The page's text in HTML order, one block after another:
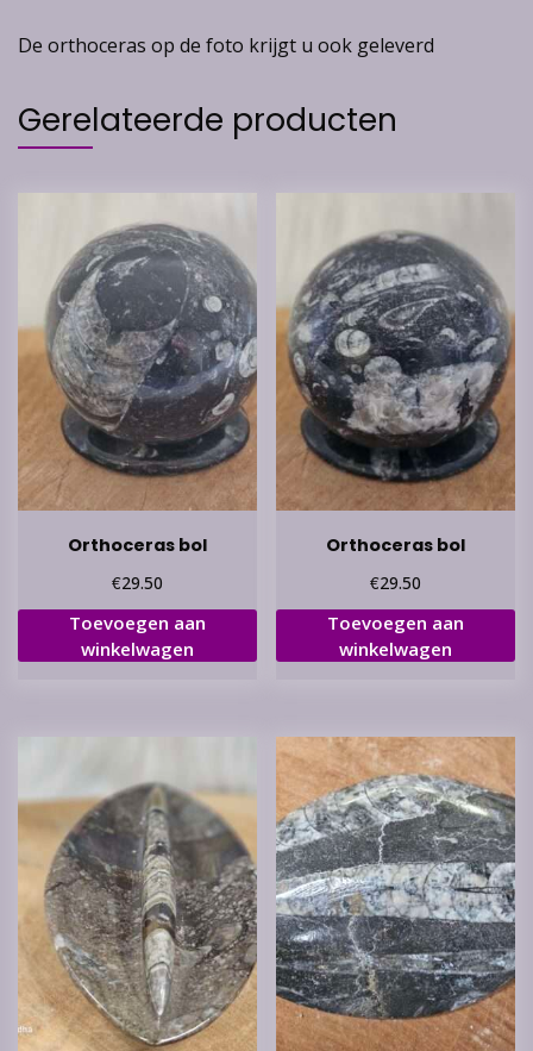
De orthoceras op de foto krijgt u ook geleverd
Gerelateerde producten
Orthoceras bol
€29.50
Toevoegen aan
winkelwagen
Orthoceras bol
€29.50
Toevoegen aan
winkelwagen